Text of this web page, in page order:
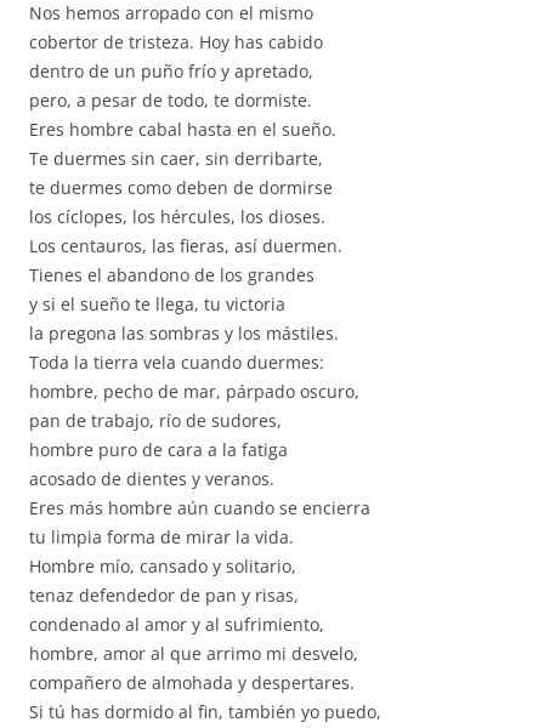
Nos hemos arropado con el mismo
cobertor de tristeza. Hoy has cabido
dentro de un puño frío y apretado,
pero, a pesar de todo, te dormiste.
Eres hombre cabal hasta en el sueño.
Te duermes sin caer, sin derribarte,
te duermes como deben de dormirse
los cíclopes, los hércules, los dioses.
Los centauros, las fieras, así duermen.
Tienes el abandono de los grandes
y si el sueño te llega, tu victoria
la pregona las sombras y los mástiles.
Toda la tierra vela cuando duermes:
hombre, pecho de mar, párpado oscuro,
pan de trabajo, río de sudores,
hombre puro de cara a la fatiga
acosado de dientes y veranos.
Eres más hombre aún cuando se encierra
tu limpia forma de mirar la vida.
Hombre mío, cansado y solitario,
tenaz defendedor de pan y risas,
condenado al amor y al sufrimiento,
hombre, amor al que arrimo mi desvelo,
compañero de almohada y despertares.
Si tú has dormido al fin, también yo puedo,